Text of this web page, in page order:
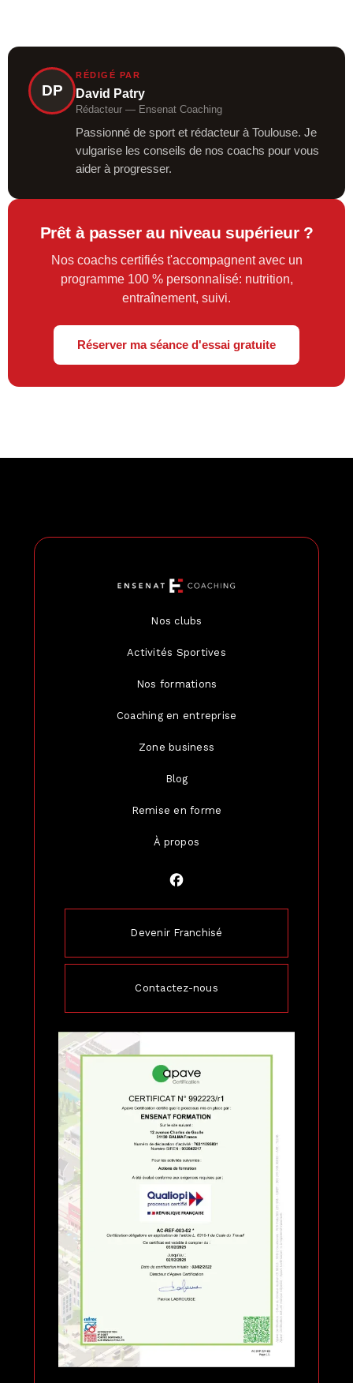
DP
RÉDIGÉ PAR
David Patry
Rédacteur — Ensenat Coaching
Passionné de sport et rédacteur à Toulouse. Je
vulgarise les conseils de nos coachs pour vous
aider à progresser.
Prêt à passer au niveau supérieur ?
Nos coachs certifiés t'accompagnent avec un
programme 100 % personnalisé: nutrition,
entraînement, suivi.
Réserver ma séance d'essai gratuite
Nos clubs
Activités Sportives
Nos formations
Coaching en entreprise
Zone business
Blog
Remise en forme
À propos
Devenir Franchisé
Contactez-nous